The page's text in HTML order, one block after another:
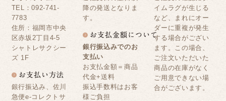
TEL：092-741-
7783
住所：福岡市中央
区赤坂2丁目4-5
シャトレサクシー
ズ 1F
銀行振込み、佐川
急便e-コレクトサ
降の発送となりま
す。
銀行振込みでのお
支払い
お支払金額＝商品
代金+送料
振込手数料はお客
様ご負担
イムラグが生じる
など、まれにオー
ダーに重複が発生
する場合がござい
ます。この場合、
ご注文いただいた
商品の在庫がなく
ご用意できない場
合がございます。